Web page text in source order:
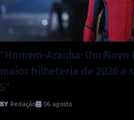
"Homem-Aranha: Um Novo
maior bilheteria de 2026 e
5"
Redação 06 agosto